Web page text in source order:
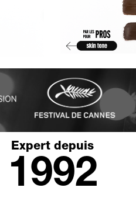
Expert depuis
1992